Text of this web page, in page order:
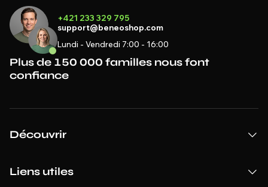
+421 233 329 795
support@beneoshop.com
Lundi - Vendredi 7:00 - 16:00
Plus de 150 000 familles nous font
confiance
Découvrir
Liens utiles